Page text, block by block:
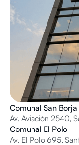
Comunal San Borja
Av. Aviación 2540,
Comunal El Polo
Av. El Polo 695,